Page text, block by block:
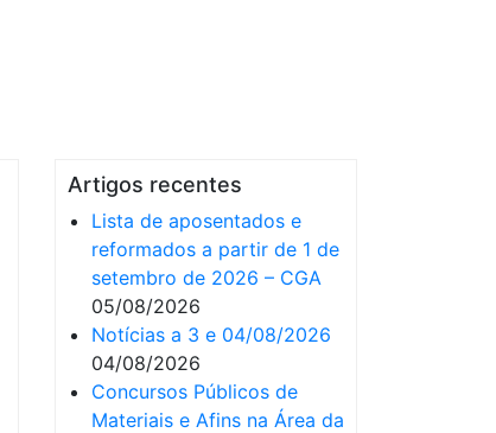
Artigos recentes
Lista de aposentados e
reformados a partir de 1 de
setembro de 2026 – CGA
05/08/2026
Notícias a 3 e 04/08/2026
04/08/2026
Concursos Públicos de
Materiais e Afins na Área da